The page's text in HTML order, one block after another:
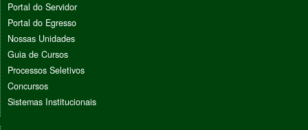
Portal do Servidor
Portal do Egresso
Nossas Unidades
Guia de Cursos
Processos Seletivos
Concursos
Sistemas Institucionais